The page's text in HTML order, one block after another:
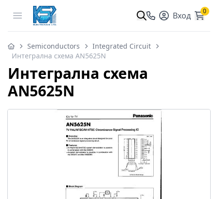
Open menu Вход 0
Semiconductors
Integrated Circuit
Интегрална схема AN5625N
Интегрална схема
AN5625N